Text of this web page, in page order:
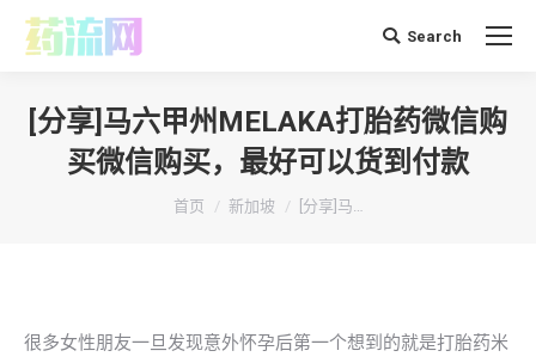
搜 Search
[分享]马六甲州MELAKA打胎药微信购
买微信购买，最好可以货到付款
你在这里：
首页 新加坡 [分享]马…
很多女性朋友一旦发现意外怀孕后第一个想到的就是打胎药米